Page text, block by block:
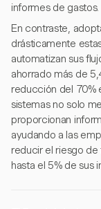
informes de gastos.
En contraste,
drásticamente
automatizan sus
ahorrado más de
reducción del 70%
sistemas no solo
proporcionan
ayudando a las
reducir el riesgo
hasta el 5% de sus